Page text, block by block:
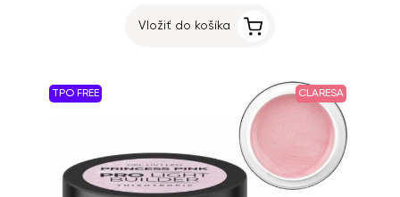
Vložiť do košíka
TPO FREE CLARESA